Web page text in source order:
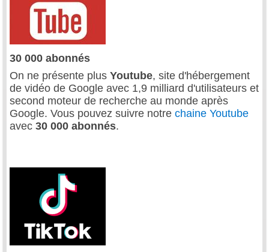
30 000 abonnés
On ne présente plus Youtube, site d'hébergement
de vidéo de Google avec 1,9 milliard d'utilisateurs et
second moteur de recherche au monde après
Google. Vous pouvez suivre notre chaine Youtube
avec 30 000 abonnés.